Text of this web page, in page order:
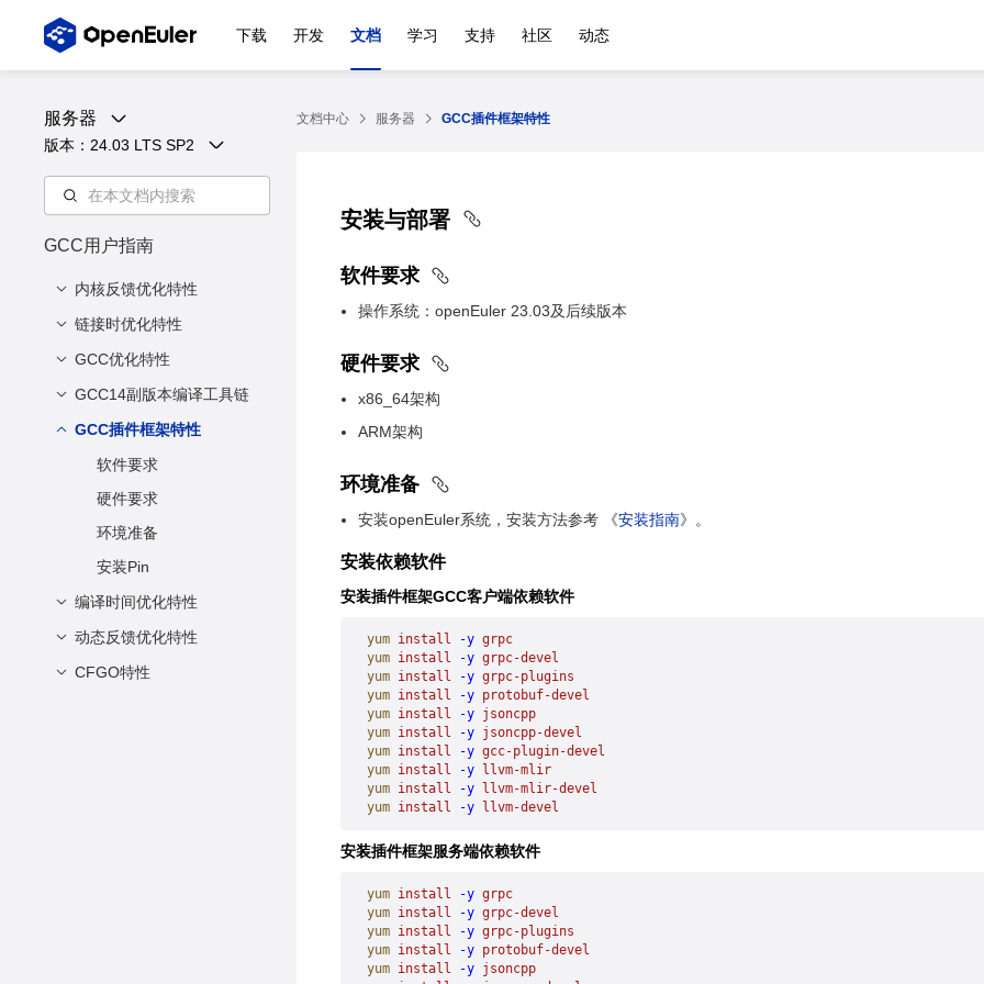
下载 开发 文档 学习 支持 社区 动态
服务器
版本： 24.03 LTS SP2
GCC用户指南
内核反馈优化特性
简介
安装与部署
使用方法
兼容性说明
链接时优化特性
背景
方案
使能范围
注意事项
GCC优化特性
简介
安装与部署
使用方法
GCC14副版本编译工具链
简介
方案设计
安装与部署
使用方式
scl工具
使用约束
GCC插件框架特性
软件要求
硬件要求
环境准备
安装Pin
编译时间优化特性
优化技术原理
使能方式
动态反馈优化特性
介绍
CFGO特性
文档中心 服务器 GCC插件框架特性
安装与部署
软件要求
操作系统：openEuler 23.03及后续版本
硬件要求
x86_64架构
ARM架构
环境准备
安装openEuler系统，安装方法参考 《安装指南》。
安装依赖软件
安装插件框架GCC客户端依赖软件
yum install -y grpc
yum install -y grpc-devel
yum install -y grpc-plugins
yum install -y protobuf-devel
yum install -y jsoncpp
yum install -y jsoncpp-devel
yum install -y gcc-plugin-devel
yum install -y llvm-mlir
yum install -y llvm-mlir-devel
yum install -y llvm-devel
安装插件框架服务端依赖软件
yum install -y grpc
yum install -y grpc-devel
yum install -y grpc-plugins
yum install -y protobuf-devel
yum install -y jsoncpp